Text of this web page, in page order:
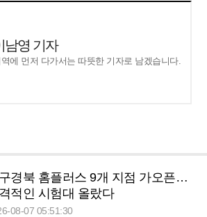
남영 기자
역에 먼저 다가서는 따뜻한 기자로 남겠습니다.
경북 홈플러스 9개 지점 가오픈…
적인 시험대 올랐다
08-07 05:51:30